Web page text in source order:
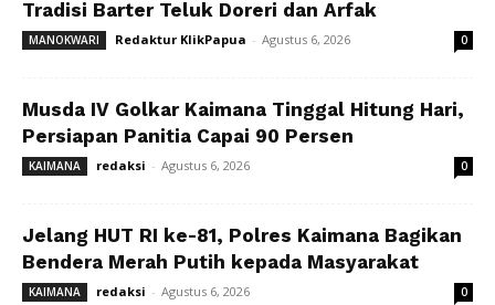
Tradisi Barter Teluk Doreri dan Arfak
MANOKWARI Redaktur KlikPapua - Agustus 6, 2026 0
Musda IV Golkar Kaimana Tinggal Hitung Hari,
Persiapan Panitia Capai 90 Persen
KAIMANA redaksi - Agustus 6, 2026 0
Jelang HUT RI ke-81, Polres Kaimana Bagikan
Bendera Merah Putih kepada Masyarakat
KAIMANA redaksi - Agustus 6, 2026 0